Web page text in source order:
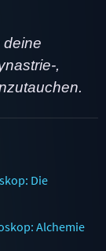
deine
,
Die
Alchemie